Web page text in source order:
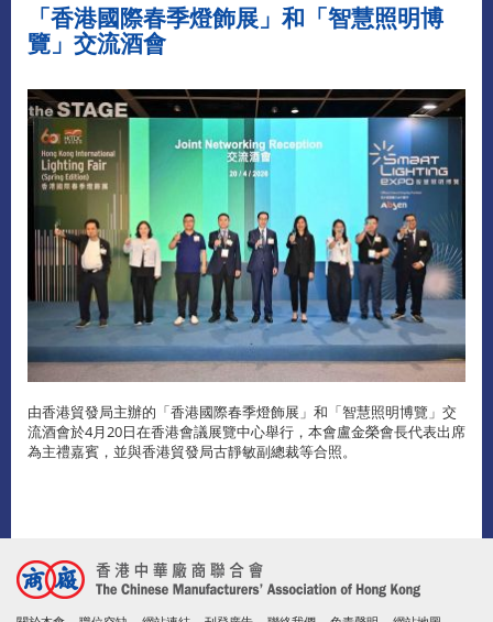
「香港國際春季燈飾展」和「智慧照明博
覽」交流酒會
由香港貿發局主辦的「香港國際春季燈飾展」和「智慧照明博覽」交
流酒會於4月20日在香港會議展覽中心舉行，本會盧金榮會長代表出席
為主禮嘉賓，並與香港貿發局古靜敏副總裁等合照。